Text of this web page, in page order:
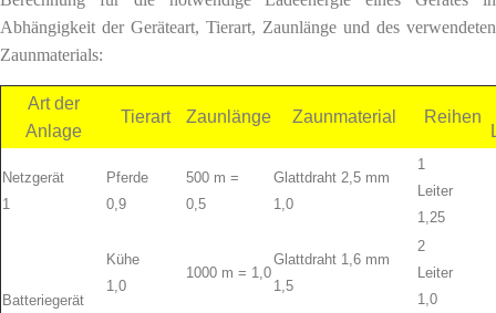
Abhängigkeit der Geräteart, Tierart, Zaunlänge und des verwendeten
Zaunmaterials:
Art der
Anlage
Tierart Zaunlänge Zaunmaterial Reihen
Netzgerät
1
Pferde
0,9
500 m =
0,5
Glattdraht 2,5 mm
1,0
1
Leiter
1,25
Batteriegerät
Kühe
1,0
1000 m = 1,0
Glattdraht 1,6 mm
1,5
2
Leiter
1,0